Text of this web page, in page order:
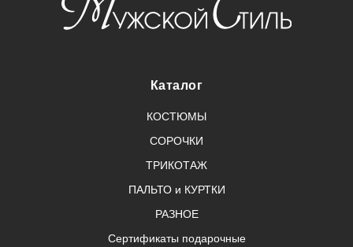
Каталог
КОСТЮМЫ
СОРОЧКИ
ТРИКОТАЖ
ПАЛЬТО и КУРТКИ
РАЗНОЕ
Сертификаты подарочные